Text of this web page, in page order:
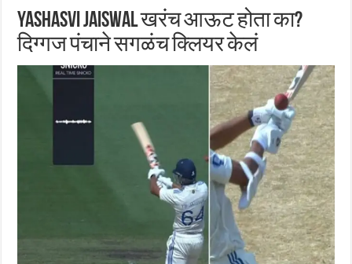
Yashasvi Jaiswal खरंच आऊट होता का?
दिग्गज पंचाने सगळंच क्लियर केलं